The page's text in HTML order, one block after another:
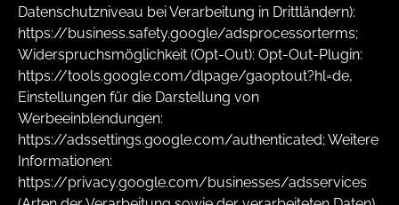
Datenschutzniveau bei Verarbeitung in Drittländern):
https://business.safety.google/adsprocessorterms;
Widerspruchsmöglichkeit (Opt-Out): Opt-Out-Plugin:
https://tools.google.com/dlpage/gaoptout?hl=de,
Einstellungen für die Darstellung von
Werbeeinblendungen:
https://adssettings.google.com/authenticated; Weitere
Informationen:
https://privacy.google.com/businesses/adsservices